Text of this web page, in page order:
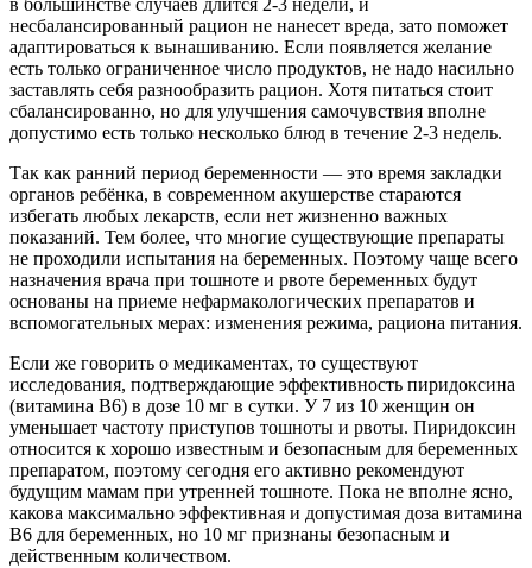
в большинстве случаев длится 2-3 недели, и
несбалансированный рацион не нанесет вреда, зато поможет
адаптироваться к вынашиванию. Если появляется желание
есть только ограниченное число продуктов, не надо насильно
заставлять себя разнообразить рацион. Хотя питаться стоит
сбалансированно, но для улучшения самочувствия вполне
допустимо есть только несколько блюд в течение 2-3 недель.
Так как ранний период беременности — это время закладки
органов ребёнка, в современном акушерстве стараются
избегать любых лекарств, если нет жизненно важных
показаний. Тем более, что многие существующие препараты
не проходили испытания на беременных. Поэтому чаще всего
назначения врача при тошноте и рвоте беременных будут
основаны на приеме нефармакологических препаратов и
вспомогательных мерах: изменения режима, рациона питания.
Если же говорить о медикаментах, то существуют
исследования, подтверждающие эффективность пиридоксина
(витамина В6) в дозе 10 мг в сутки. У 7 из 10 женщин он
уменьшает частоту приступов тошноты и рвоты. Пиридоксин
относится к хорошо известным и безопасным для беременных
препаратом, поэтому сегодня его активно рекомендуют
будущим мамам при утренней тошноте. Пока не вполне ясно,
какова максимально эффективная и допустимая доза витамина
В6 для беременных, но 10 мг признаны безопасным и
действенным количеством.